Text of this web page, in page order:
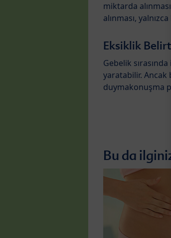
miktarda
alınması,
Eksiklik
Gebelik
yaratabilir. Ancak
duymakonuşma
Bu da